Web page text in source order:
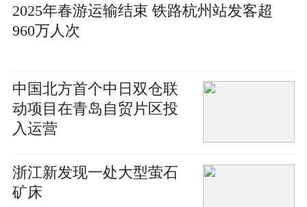
2025年春游运输结束 铁路杭州站发客超
960万人次
中国北方首个中日双仓联
动项目在青岛自贸片区投
入运营
浙江新发现一处大型萤石
矿床